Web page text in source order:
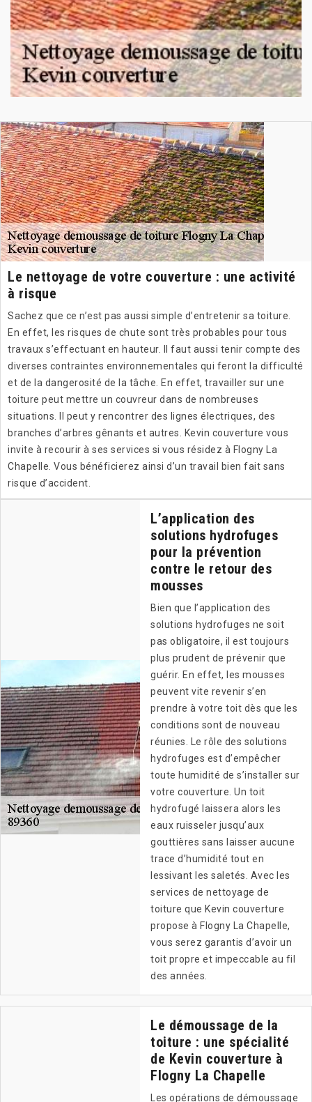
Le nettoyage de votre couverture : une activité
à risque
Sachez que ce n’est pas aussi simple d’entretenir sa toiture.
En effet, les risques de chute sont très probables pour tous
travaux s’effectuant en hauteur. Il faut aussi tenir compte des
diverses contraintes environnementales qui feront la difficulté
et de la dangerosité de la tâche. En effet, travailler sur une
toiture peut mettre un couvreur dans de nombreuses
situations. Il peut y rencontrer des lignes électriques, des
branches d’arbres gênants et autres. Kevin couverture vous
invite à recourir à ses services si vous résidez à Flogny La
Chapelle. Vous bénéficierez ainsi d’un travail bien fait sans
risque d’accident.
L’application des
solutions hydrofuges
pour la prévention
contre le retour des
mousses
Bien que l’application des
solutions hydrofuges ne soit
pas obligatoire, il est toujours
plus prudent de prévenir que
guérir. En effet, les mousses
peuvent vite revenir s’en
prendre à votre toit dès que les
conditions sont de nouveau
réunies. Le rôle des solutions
hydrofuges est d’empêcher
toute humidité de s’installer sur
votre couverture. Un toit
hydrofugé laissera alors les
eaux ruisseler jusqu’aux
gouttières sans laisser aucune
trace d’humidité tout en
lessivant les saletés. Avec les
services de nettoyage de
toiture que Kevin couverture
propose à Flogny La Chapelle,
vous serez garantis d’avoir un
toit propre et impeccable au fil
des années.
Le démoussage de la
toiture : une spécialité
de Kevin couverture à
Flogny La Chapelle
Les opérations de démoussage